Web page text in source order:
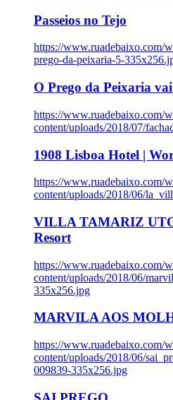
Passeios no Tejo
https://www.ruadebaixo.com/
prego-da-peixaria-5-
O Prego da Peixaria
https://www.ruadebaixo.com/
content/uploads/2018/07/
1908 Lisboa Hotel |
https://www.ruadebaixo.com/
content/uploads/2018/06/
VILLA TAMARIZ
Resort
https://www.ruadebaixo.com/
content/uploads/2018/06/
335x256.jpg
MARVILA AOS
https://www.ruadebaixo.com/
content/uploads/2018/06/
009839-335x256.jpg